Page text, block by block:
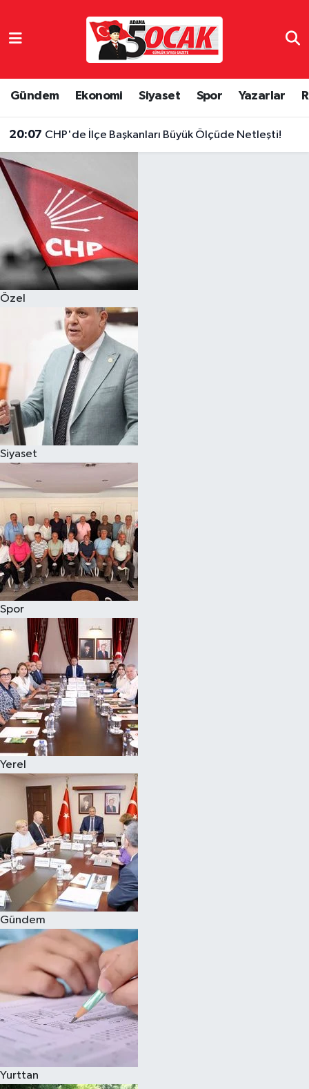
Gündem Ekonomi Siyaset Spor Yazarlar
20:07 CHP'de İlçe Başkanları Büyük Ölçüde Netleşti!
Özel
Siyaset
Spor
Yerel
Gündem
Yurttan
Eğitim
Ekonomi
Gündem
Magazin
Özel
Resmi İlanlar
Sağlık
Spor
Yaşam
Yerel Yönetimler
Yurttan
Hava Durumu
Son Dakika Haberleri
Haber Arşivi